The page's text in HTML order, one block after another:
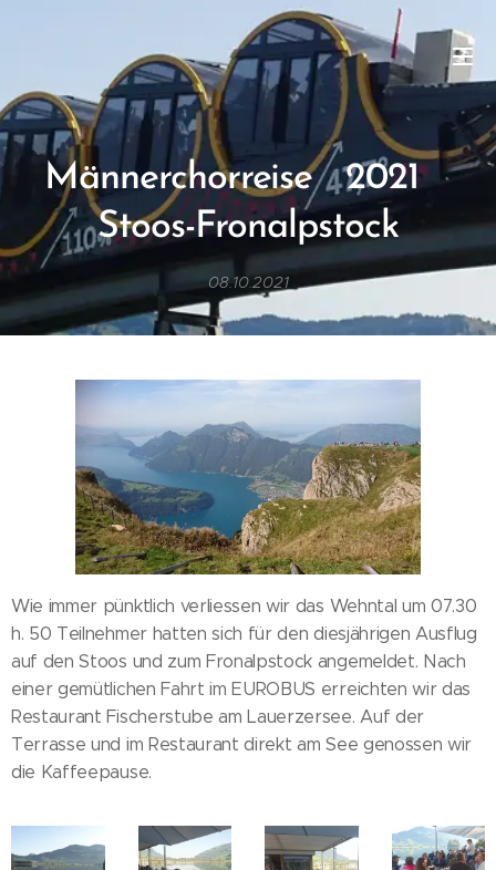
Männerchorreise 2021
Stoos-Fronalpstock
08.10.2021
Wie immer pünktlich verliessen wir das Wehntal um 07.30
h. 50 Teilnehmer hatten sich für den diesjährigen Ausflug
auf den Stoos und zum Fronalpstock angemeldet. Nach
einer gemütlichen Fahrt im EUROBUS erreichten wir das
Restaurant Fischerstube am Lauerzersee. Auf der
Terrasse und im Restaurant direkt am See genossen wir
die Kaffeepause.